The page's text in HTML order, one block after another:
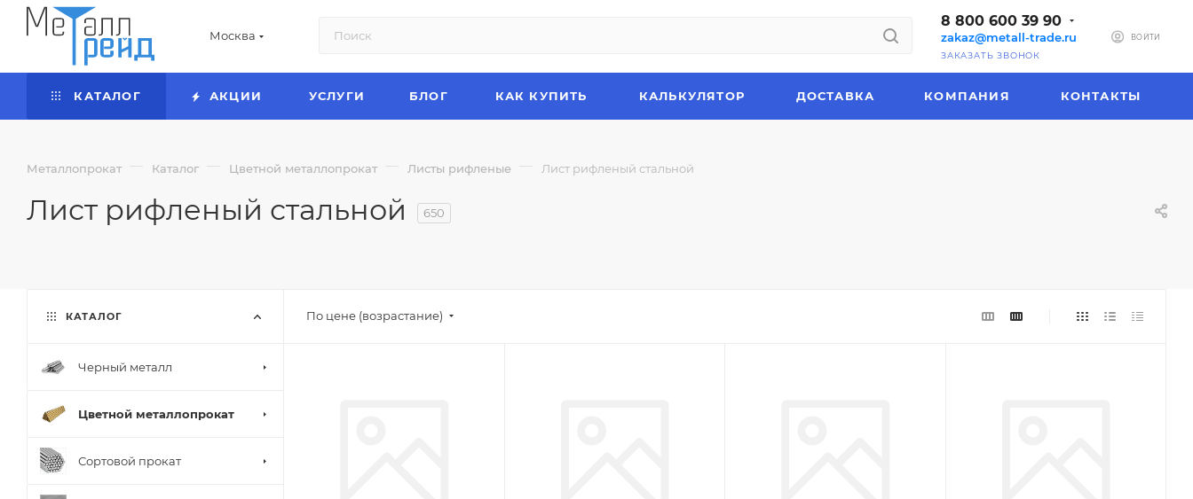
Москва
8 800 600 39 90
zakaz@metall-trade.ru
ЗАКАЗАТЬ ЗВОНОК
ВОЙТИ
КАТАЛОГ АКЦИИ УСЛУГИ БЛОГ КАК КУПИТЬ КАЛЬКУЛЯТОР ДОСТАВКА КОМПАНИЯ КОНТАКТЫ
Металлопрокат — Каталог — Цветной металлопрокат — Листы рифленые — Лист рифленый стальной
Лист рифленый стальной 650
По цене (возрастание)
КАТАЛОГ
Черный металл
Цветной металлопрокат
Сортовой прокат